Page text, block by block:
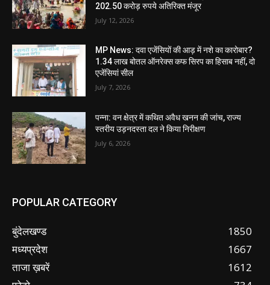
202.50 करोड़ रुपये अतिरिक्त मंजूर
July 12, 2026
MP News: दवा एजेंसियों की आड़ में नशे का कारोबार?
1.34 लाख बोतल ऑनरेक्स कफ सिरप का हिसाब नहीं, दो
एजेंसियां सील
July 7, 2026
पन्ना: वन क्षेत्र में कथित अवैध खनन की जांच, राज्य
स्तरीय उड़नदस्ता दल ने किया निरीक्षण
July 6, 2026
POPULAR CATEGORY
बुंदेलखण्ड
1850
मध्यप्रदेश
1667
ताजा ख़बरें
1612